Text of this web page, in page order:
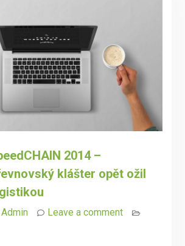
2014 –
klášter opět ožil
Admin
Leave a comment